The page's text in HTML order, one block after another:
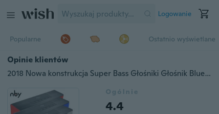
Logowanie
Popularne Ostatnio wyświetlane
Opinie klientów
2018 Nowa konstrukcja Super Bass Głośniki Głośnik Bluetooth z radiem FM Obsługuje zestaw głośnomówiący
Ogólnie
4.4